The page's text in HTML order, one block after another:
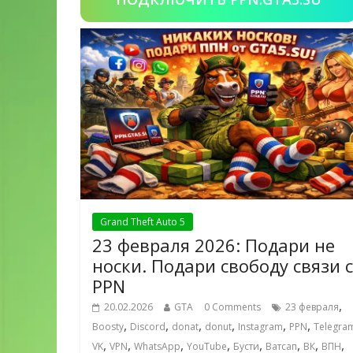
Grand Theft Auto 5
23 февраля 2026: Подари не
носки. Подари свободу связи с
PPN
20.02.2026 GTA 0 Comments 23 февраля,
Boosty, Discord, donat, donut, Instagram, PPN,
VK, VPN, WhatsApp, YouTube, Бусти, Ватсап, ВК, ВПН,